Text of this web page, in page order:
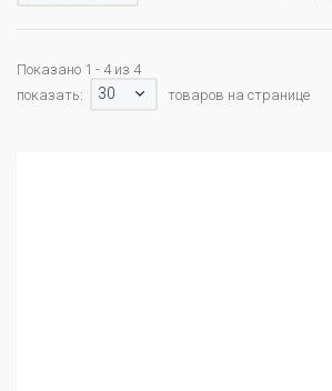
Показано 1 - 4 из 4
показать:
30 товаров на странице